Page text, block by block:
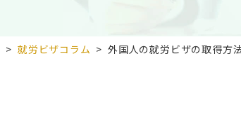
>就労ビザコラム >外国人の就労ビザの取得方